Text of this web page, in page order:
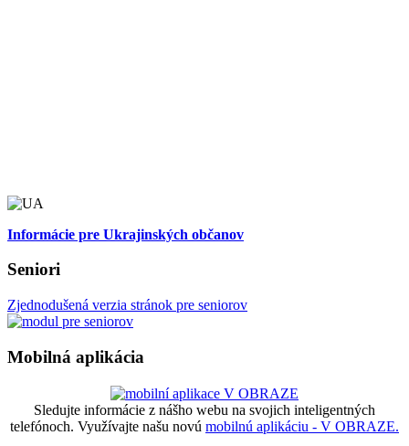
Informácie pre Ukrajinských občanov
Seniori
Zjednodušená verzia stránok pre seniorov
Mobilná aplikácia
Sledujte informácie z nášho webu na svojich inteligentných
telefónoch. Využívajte našu novú mobilnú aplikáciu - V OBRAZE.